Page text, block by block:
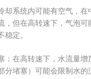
却系统内可能有空气，在
，但在高转速下，气泡可
定。
：在高转速下，水流量增
分堵塞）可能会限制水的